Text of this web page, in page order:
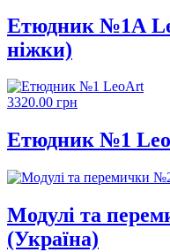
Етюдник №1А
ніжки)
3320.00 грн
Етюдник №1
Модулі та
(Україна)